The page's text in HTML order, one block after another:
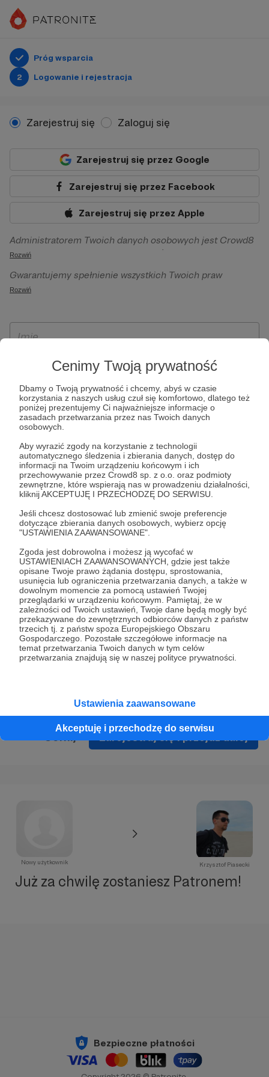
Cenimy Twoją prywatność
Dbamy o Twoją prywatność i chcemy, abyś w czasie
korzystania z naszych usług czuł się komfortowo, dlatego też
poniżej prezentujemy Ci najważniejsze informacje o
zasadach przetwarzania przez nas Twoich danych
osobowych.
Aby wyrazić zgody na korzystanie z technologii
automatycznego śledzenia i zbierania danych, dostęp do
informacji na Twoim urządzeniu końcowym i ich
przechowywanie przez Crowd8 sp. z o.o. oraz podmioty
zewnętrzne, które wspierają nas w prowadzeniu działalności,
kliknij AKCEPTUJĘ I PRZECHODZĘ DO SERWISU.
Jeśli chcesz dostosować lub zmienić swoje preferencje
dotyczące zbierania danych osobowych, wybierz opcję
"USTAWIENIA ZAAWANSOWANE".
Zgoda jest dobrowolna i możesz ją wycofać w
USTAWIENIACH ZAAWANSOWANYCH, gdzie jest także
opisane Twoje prawo żądania dostępu, sprostowania,
usunięcia lub ograniczenia przetwarzania danych, a także w
dowolnym momencie za pomocą ustawień Twojej
przeglądarki w urządzeniu końcowym. Pamiętaj, że w
zależności od Twoich ustawień, Twoje dane będą mogły być
przekazywane do zewnętrznych odbiorców danych z państw
trzecich tj. z państw spoza Europejskiego Obszaru
Gospodarczego. Pozostałe szczegółowe informacje na
temat przetwarzania Twoich danych w tym celów
przetwarzania znajdują się w naszej polityce prywatności.
Ustawienia zaawansowane
Akceptuję i przechodzę do serwisu
Próg wsparcia
2
Logowanie i rejestracja
Zarejestruj się Zaloguj się
Zarejestruj się przez Google
Zarejestruj się przez Facebook
Zarejestruj się przez Apple
Administratorem Twoich danych osobowych jest Crowd8
sp. z o.o. z siedziba w Warszawie, ul. Żwirki i Wigury 16, 02-
092 Warszawa. Twoje dane osobowe będą przetwarzane w
szczególności w celu wykonania umowy zawartej z Tobą, w
Patronite.pl, w tym możliwości dokonywania oraz
otrzymywania wsparcia na naszej platformie oraz
Rozwiń
Gwarantujemy spełnienie wszystkich Twoich praw
wynikających z ogólnego rozporządzenia o ochronie
ich przenoszenia, niepodlegania zautomatyzowanemu
wyrażenia sprzeciwu wobec przetwarzania Twoich danych
osobowych. Rejestracja dla osób niepełnoletnich możliwa
jest po przekazaniu podpisanego formularza "Zgodna na
założenie konta przez osobę niepełnoletnią", formularz
dostępny jest na stronie regulaminu Patronite.pl.
Rozwiń
* Zapoznałem się i akceptujęRegulaminserwisu oraz
* Wyrażam zgodę na przetwarzanie moich danych
osobowych podanych w formularzu rejestracyjnym w celu
prawidłowego świadczenia usług serwisu Patronite.
Wyrażam zgodę na otrzymywanie drogą elektroniczną
informacji handlowych - newslettera. Opcja ta może zostać
zmieniona w ustawieniach konta.
Zarejestruj się i przejdź dalej
Nowy użytkownik Krzysztof Piasecki
Już za chwilę zostaniesz Patronem!
Bezpieczne płatności